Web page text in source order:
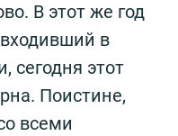
В этот же год
в
сегодня этот
Поистине,
всеми